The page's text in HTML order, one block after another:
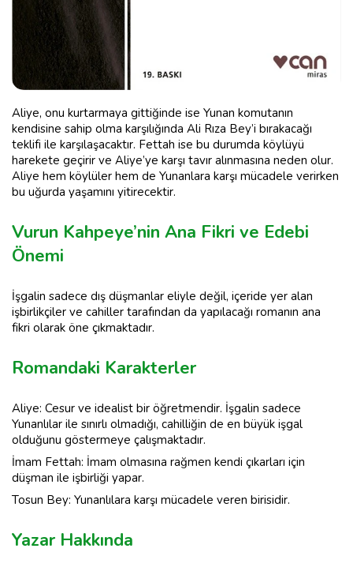
Aliye, onu kurtarmaya gittiğinde ise Yunan komutanın
kendisine sahip olma karşılığında Ali Rıza Bey’i bırakacağı
teklifi ile karşılaşacaktır. Fettah ise bu durumda köylüyü
harekete geçirir ve Aliye’ye karşı tavır alınmasına neden olur.
Aliye hem köylüler hem de Yunanlara karşı mücadele verirken
bu uğurda yaşamını yitirecektir.
Vurun Kahpeye’nin Ana Fikri ve Edebi
Önemi
İşgalin sadece dış düşmanlar eliyle değil, içeride yer alan
işbirlikçiler ve cahiller tarafından da yapılacağı romanın ana
fikri olarak öne çıkmaktadır.
Romandaki Karakterler
Aliye: Cesur ve idealist bir öğretmendir. İşgalin sadece
Yunanlılar ile sınırlı olmadığı, cahilliğin de en büyük işgal
olduğunu göstermeye çalışmaktadır.
İmam Fettah: İmam olmasına rağmen kendi çıkarları için
düşman ile işbirliği yapar.
Tosun Bey: Yunanlılara karşı mücadele veren birisidir.
Yazar Hakkında